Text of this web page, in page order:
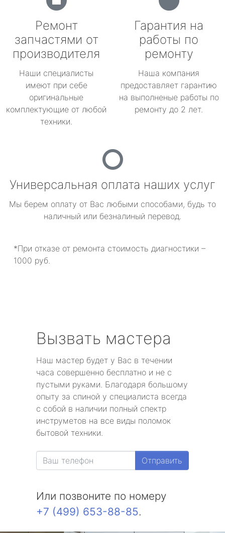
Ремонт
запчастями от
производителя
Наши специалисты
имеют при себе
оригинальные
комплектующие от любой
техники.
Гарантия на
работы по
ремонту
Наша компания
предоставляет гарантию
на выполненые работы по
ремонту до 2 лет.
Универсальная оплата наших услуг
Мы берем оплату от Вас любыми способами, будь то
наличный или безналиный перевод.
*При отказе от ремонта стоимость диагностики –
1000 руб.
Вызвать мастера
Наш мастер будет у Вас в течении
часа совершенно бесплатно и не с
пустыми руками. Благодаря большому
опыту за спиной у специалиста всегда
с собой в наличии полный спектр
инструметов на все виды поломок
бытовой техники.
Отправить
Или позвоните по номеру
+7 (499) 653-88-85.